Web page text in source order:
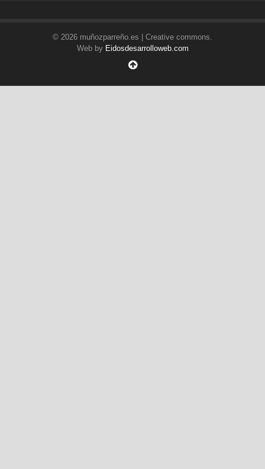
© 2026 muñozparreño.es | Creative commons.
Web by Eidosdesarrolloweb.com